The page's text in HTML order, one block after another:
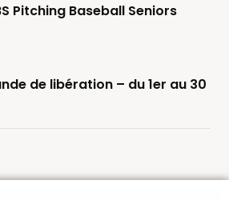
Pitching Baseball Seniors
de libération – du 1er au 30